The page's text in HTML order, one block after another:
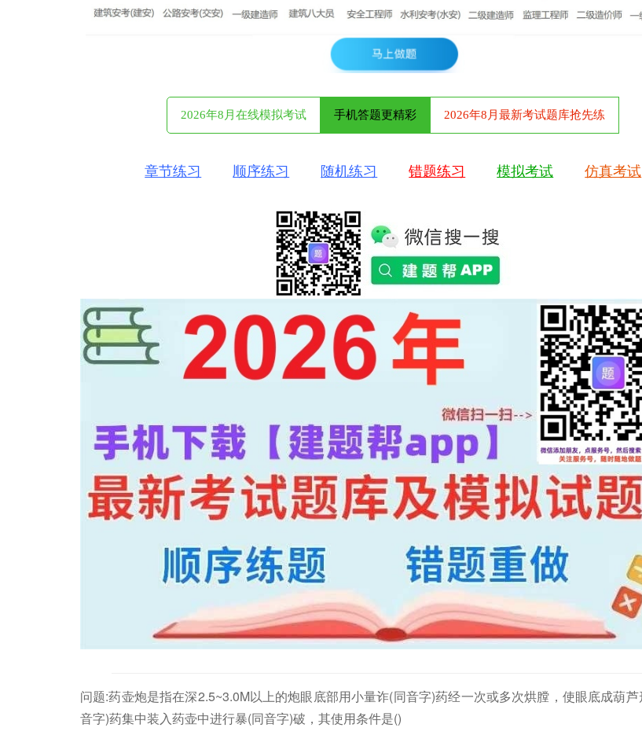
2026年8月在线模拟考试 手机答题更精彩 2026年8月最新考试题库抢先练
章节练习 顺序练习 随机练习 错题练习 模拟考试 仿真考试
问题:药壶炮是指在深2.5~3.0M以上的炮眼底部用小量诈(同音字)药经一次或多次烘膛，使眼底成葫
音字)药集中装入药壶中进行暴(同音字)破，其使用条件是()